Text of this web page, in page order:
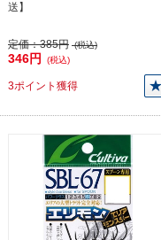
送】
定価：385円 (税込)
346円 (税込)
3ポイント獲得